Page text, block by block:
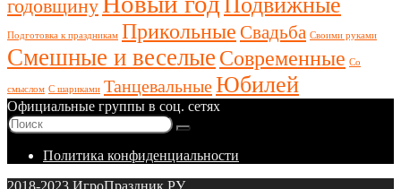
годовщину
Подготовка к праздникам Прикольные Свадьба Своими руками
Смешные и веселые Современные Со
смыслом С шариками ТанцевальныеЮбилей
Официальные группы в соц. сетях
Политика конфиденциальности
2018-2023 ИгроПраздник.РУ